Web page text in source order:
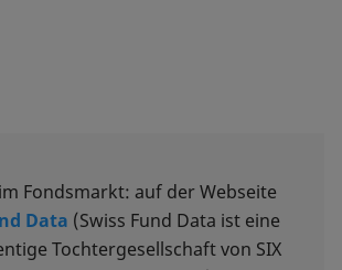
Fondsmarkt: auf der Webseite
Data (Swiss Fund Data ist eine
Tochtergesellschaft von SIX